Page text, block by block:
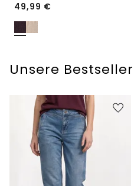
49,99 €
Unsere Bestseller